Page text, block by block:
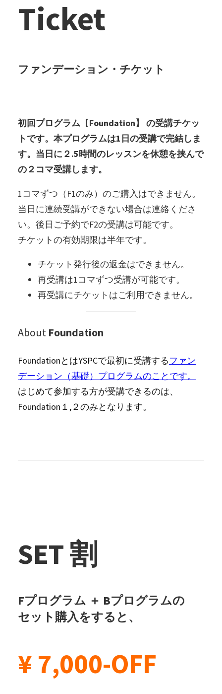
Ticket
ファンデーション・チケット
初回プログラム 【Foundation】 の受講チケッ
トです。本プログラムは1日の受講で完結しま
す。当日に２.5時間のレッスンを休憩を挟んで
の２コマ受講します。
1コマずつ（F1のみ）のご購入はできません。
当日に連続受講ができない場合は連絡くださ
い。後日ご予約でF2の受講は可能です。
チケットの有効期限は半年です。
チケット発行後の返金はできません。
再受講は1コマずつ受講が可能です。
再受講にチケットはご利用できません。
About Foundation
FoundationとはYSPCで最初に受講するファン
デーション（基礎）プログラムのことです。
はじめて参加する方が受講できるのは、
Foundation１,２のみとなります。
SET 割
Fプログラム ＋ Bプログラムの
セット購入をすると、
¥ 7,000-OFF